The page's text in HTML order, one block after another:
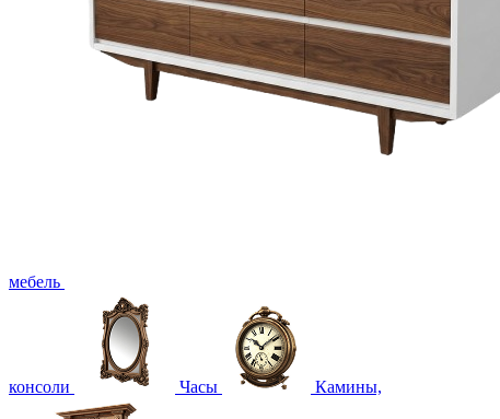
мебель
консоли Часы Камины,